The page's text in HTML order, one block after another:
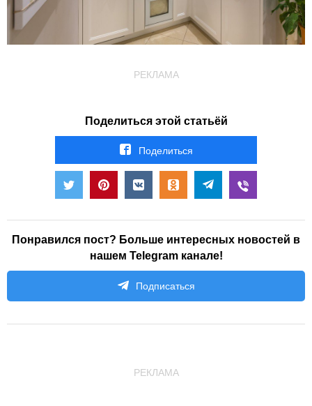
РЕКЛАМА
Поделиться этой статьёй
Поделиться
Понравился пост? Больше интересных новостей в
нашем Telegram канале!
Подписаться
РЕКЛАМА